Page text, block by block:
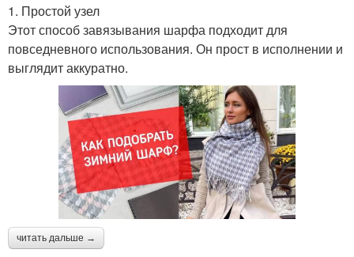
1. Простой узел
Этот способ завязывания шарфа подходит для
повседневного использования. Он прост в исполнении и
выглядит аккуратно.
читать дальше →